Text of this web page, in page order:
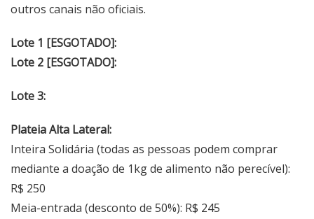
outros canais não oficiais.
Lote 1 [ESGOTADO]:
Lote 2 [ESGOTADO]:
Lote 3:
Plateia Alta Lateral:
Inteira Solidária (todas as pessoas podem comprar
mediante a doação de 1kg de alimento não perecível):
R$ 250
Meia-entrada (desconto de 50%): R$ 245